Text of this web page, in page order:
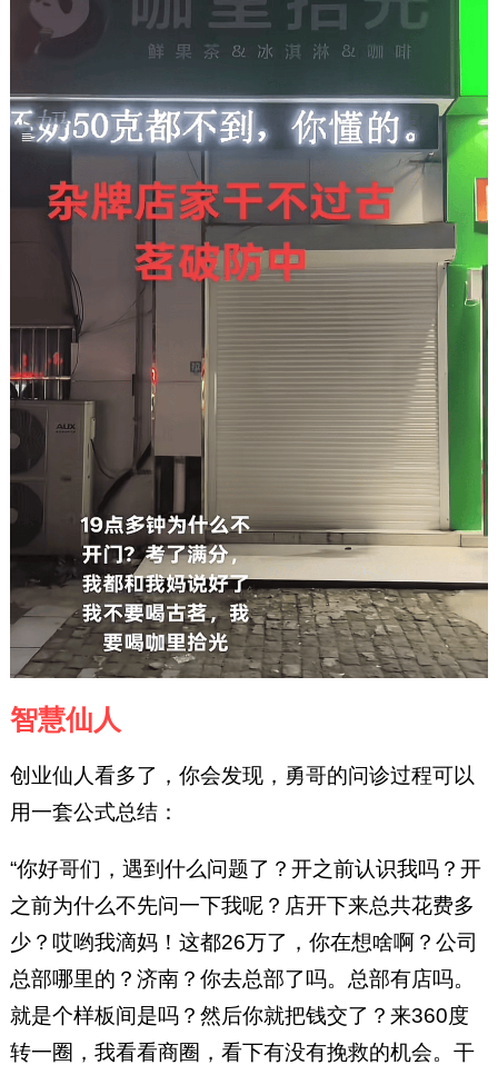
智慧仙人
创业仙人看多了，你会发现，勇哥的问诊过程可以
用一套公式总结：
“你好哥们，遇到什么问题了？开之前认识我吗？开
之前为什么不先问一下我呢？店开下来总共花费多
少？哎哟我滴妈！这都26万了，你在想啥啊？公司
总部哪里的？济南？你去总部了吗。总部有店吗。
就是个样板间是吗？然后你就把钱交了？来360度
转一圈，我看看商圈，看下有没有挽救的机会。干